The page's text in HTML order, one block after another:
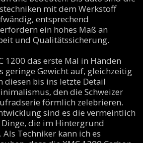
mit dem Werkstoff
entsprechend
ein hohes Maß an
und Qualitätssicherung.
1200 das erste Mal in Händen
geringe Gewicht auf, gleichzeitig
diesen bis ins letzte Detail
den die Schweizer
förmlich zelebrieren.
sind es die vermeintlich
die im Hintergrund
Techniker kann ich es